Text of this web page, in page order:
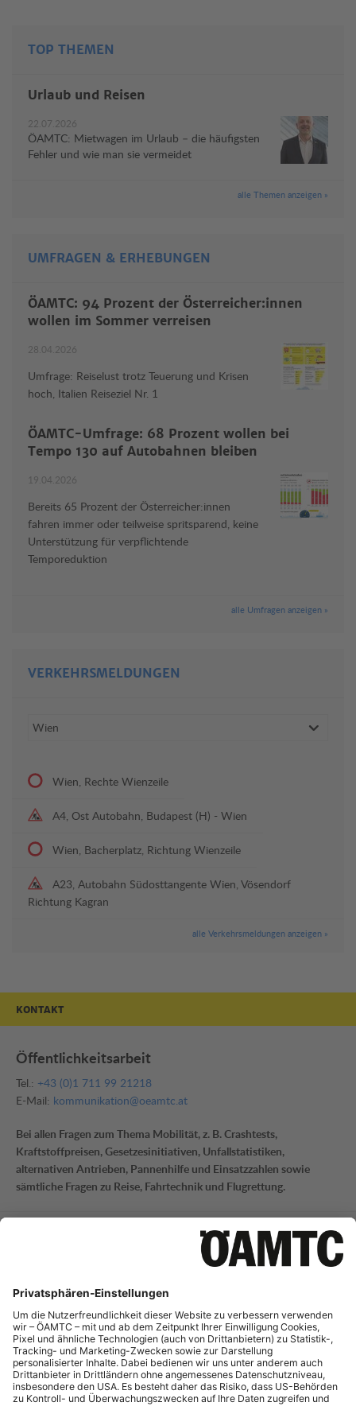
TOP THEMEN
Urlaub und Reisen
22.07.2026
ÖAMTC: Mietwagen im Urlaub – die häufigsten
Fehler und wie man sie vermeidet
alle Themen anzeigen »
UMFRAGEN & ERHEBUNGEN
ÖAMTC: 94 Prozent der Österreicher:innen
wollen im Sommer verreisen
28.04.2026
Umfrage: Reiselust trotz Teuerung und Krisen
hoch, Italien Reiseziel Nr. 1
ÖAMTC-Umfrage: 68 Prozent wollen bei
Tempo 130 auf Autobahnen bleiben
19.04.2026
Bereits 65 Prozent der Österreicher:innen
fahren immer oder teilweise spritsparend, keine
Unterstützung für verpflichtende
Temporeduktion
alle Umfragen anzeigen »
VERKEHRSMELDUNGEN
Wien, Rechte Wienzeile
A4, Ost Autobahn, Budapest (H) - Wien
Wien, Bacherplatz, Richtung Wienzeile
A23, Autobahn Südosttangente Wien, Vösendorf
Richtung Kagran
alle Verkehrsmeldungen anzeigen »
KONTAKT
Öffentlichkeitsarbeit
Tel.: +43 (0)1 711 99 21218
E-Mail: kommunikation@oeamtc.at
Bei allen Fragen zum Thema Mobilität, z. B. Crashtests,
Kraftstoffpreisen, Gesetzesinitiativen, Unfallstatistiken,
alternativen Antrieben, Pannenhilfe und Einsatzzahlen sowie
sämtliche Fragen zu Reise, Fahrtechnik und Flugrettung.
E-Mail:
mi-presse@oeamtc.at
Bei Fragen zur aktuellen Verkehrslage und Straßeninfrastruktur
sowie Telematik.